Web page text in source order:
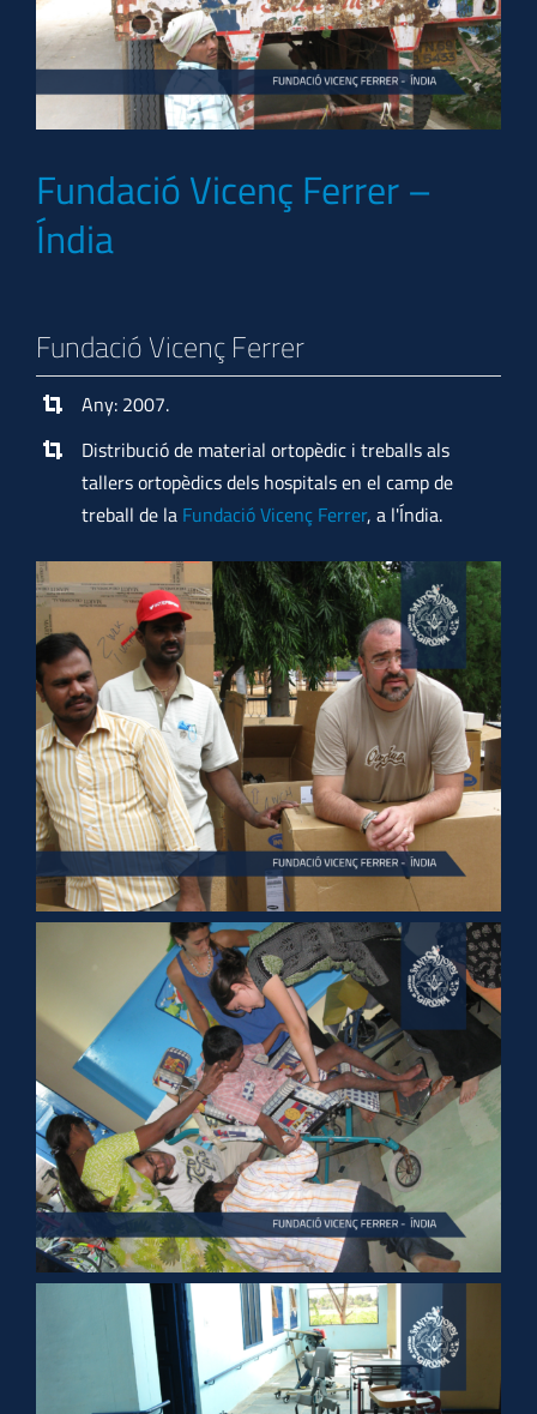
Fundació Vicenç Ferrer –
Índia
Fundació Vicenç Ferrer
Any: 2007.
Distribució de material ortopèdic i treballs als
tallers ortopèdics dels hospitals en el camp de
treball de la Fundació Vicenç Ferrer, a l'Índia.